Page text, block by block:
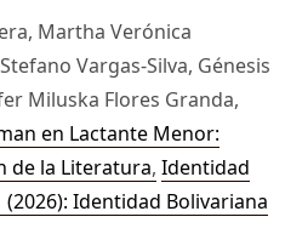
Martha Verónica
Vargas-Silva, Génesis
Miluska Flores Granda,
en Lactante Menor:
de la Literatura, Identidad
Identidad Bolivariana